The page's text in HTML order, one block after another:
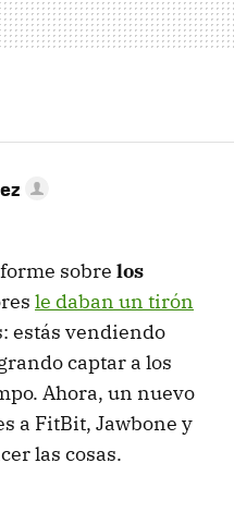
sobre los
le daban un tirón
estás vendiendo
captar a los
Ahora, un nuevo
a FitBit, Jawbone y
las cosas.